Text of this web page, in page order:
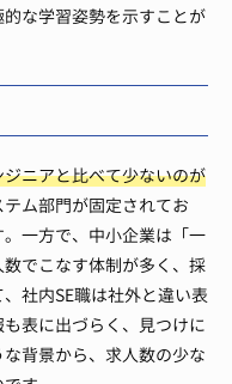
な学習姿勢を示すことが
ニアと比べて少ないのが
ム部門が固定されてお
一方で、中小企業は「一
でこなす体制が多く、採
社内SE職は社外と違い表
表に出づらく、見つけに
背景から、求人数の少な